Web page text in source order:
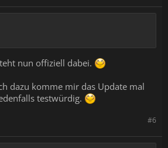
nun offiziell dabei.
dazu komme mir das Update mal
testwürdig.
#6